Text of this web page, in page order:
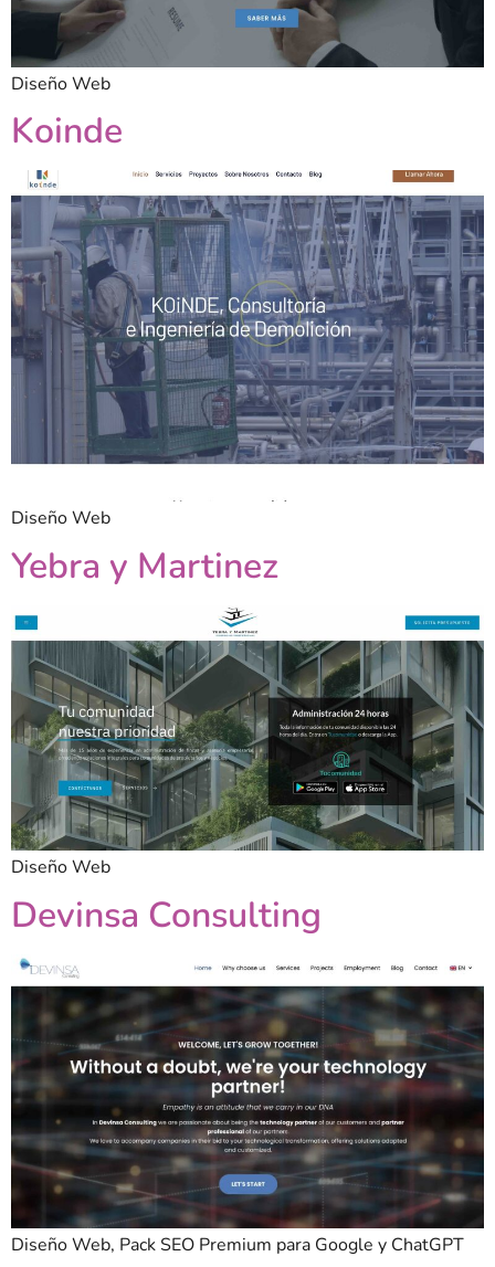
Diseño Web
Koinde
Diseño Web
Yebra y Martinez
Diseño Web
Devinsa Consulting
Diseño Web, Pack SEO Premium para Google y ChatGPT